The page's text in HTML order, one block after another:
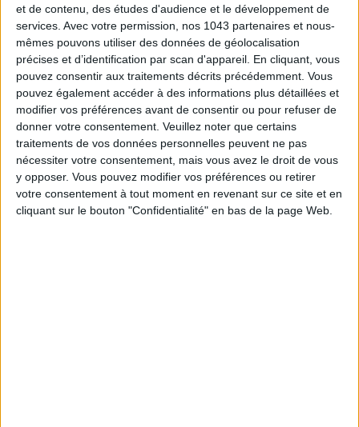
et de contenu, des études d'audience et le développement de
services. Avec votre permission, nos 1043 partenaires et nous-
mêmes pouvons utiliser des données de géolocalisation
précises et d’identification par scan d'appareil. En cliquant, vous
pouvez consentir aux traitements décrits précédemment. Vous
pouvez également accéder à des informations plus détaillées et
modifier vos préférences avant de consentir ou pour refuser de
donner votre consentement. Veuillez noter que certains
traitements de vos données personnelles peuvent ne pas
nécessiter votre consentement, mais vous avez le droit de vous
y opposer. Vous pouvez modifier vos préférences ou retirer
votre consentement à tout moment en revenant sur ce site et en
cliquant sur le bouton "Confidentialité" en bas de la page Web.
LES SPF 50 QUI DONNENT ENVIE DE SE TARTINER